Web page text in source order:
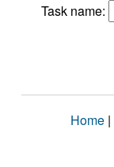
Task name:
Home |